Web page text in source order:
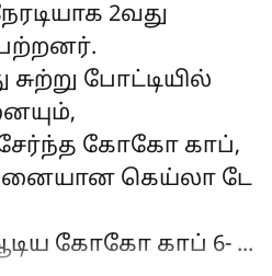
2வது
சுற்று போட்டியில்
கோகோ காப்,
கெய்லா டே
கோகோ காப் 6- ...